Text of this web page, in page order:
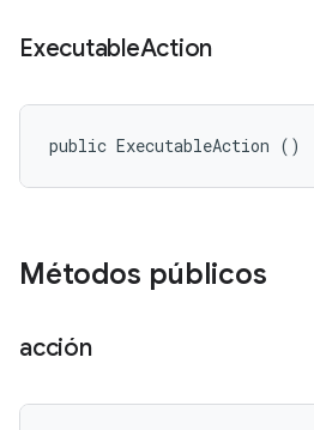
ExecutableAction
public ExecutableAction ()
Métodos públicos
acción